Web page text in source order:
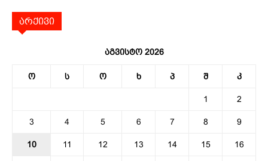
არქივი
აგვისტო 2026
ო ს ო ხ პ შ კ
1 2
3 4 5 6 7 8 9
10 11 12 13 14 15 16